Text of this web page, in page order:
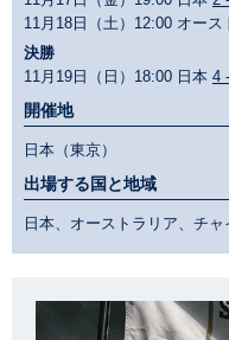
11月18日（土）12:00 オース
決勝
11月19日（日）18:00 日本 4
開催地
日本（東京）
出場する国と地域
日本、オーストラリア、チ